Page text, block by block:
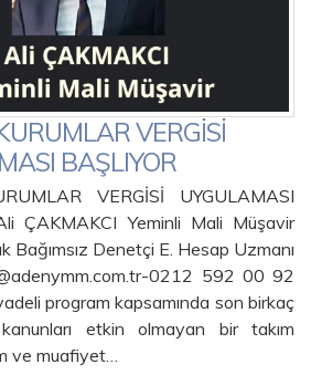
VERGİSİ
BAŞLIYOR
VERGİSİ UYGULAMASI
ÇAKMAKCI Yeminli Mali Müşavir
Bağımsız Denetçi E. Hesap Uzmanı
0212 592 00 92
program kapsamında son birkaç
etkin olmayan bir takım
ve muafiyet…